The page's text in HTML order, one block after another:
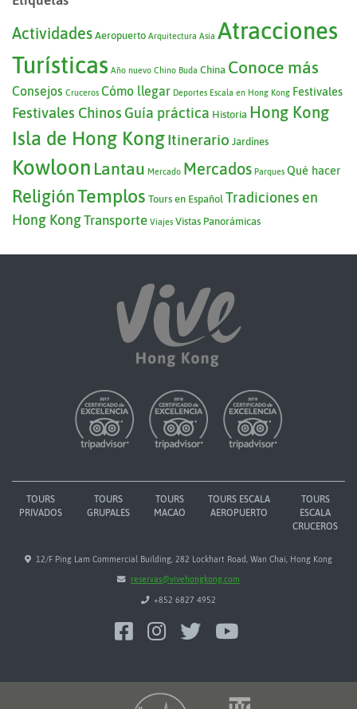
Actividades Aeropuerto Arquitectura Asia Atracciones
Turísticas Año nuevo Chino Buda China Conoce más
Consejos Cruceros Cómo llegar Deportes Escala en Hong Kong Festivales
Festivales Chinos Guía práctica Historia Hong Kong
Isla de Hong KongItinerario Jardínes
Kowloon Lantau Mercado Mercados Parques Qué hacer
ReligiónTemplos Tours en Español Tradiciones en
Hong KongTransporte Viajes Vistas Panorámicas
TOURS
PRIVADOS
TOURS
GRUPALES
TOURS
MACAO
TOURS ESCALA
AEROPUERTO
TOURS
ESCALA
CRUCEROS
12/F Ping Lam Commercial Building, 282 Lockhart Road, Wan Chai, Hong Kong
reservas@vivehongkong.com
+852 6827 4952